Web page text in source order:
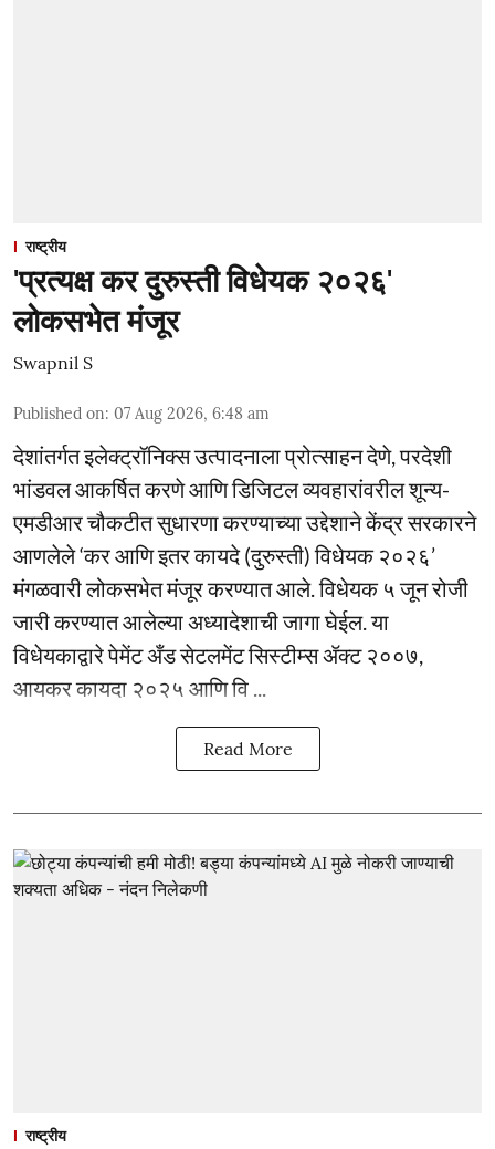
राष्ट्रीय
'प्रत्यक्ष कर दुरुस्ती विधेयक २०२६'
लोकसभेत मंजूर
Swapnil S
Published on: 07 Aug 2026, 6:48 am
देशांतर्गत इलेक्ट्रॉनिक्स उत्पादनाला प्रोत्साहन देणे, परदेशी
भांडवल आकर्षित करणे आणि डिजिटल व्यवहारांवरील शून्य-
एमडीआर चौकटीत सुधारणा करण्याच्या उद्देशाने केंद्र सरकारने
आणलेले ‘कर आणि इतर कायदे (दुरुस्ती) विधेयक २०२६’
मंगळवारी लोकसभेत मंजूर करण्यात आले. विधेयक ५ जून रोजी
जारी करण्यात आलेल्या अध्यादेशाची जागा घेईल. या
विधेयकाद्वारे पेमेंट अँड सेटलमेंट सिस्टीम्स ॲक्ट २००७,
आयकर कायदा २०२५ आणि वि ...
Read More
राष्ट्रीय